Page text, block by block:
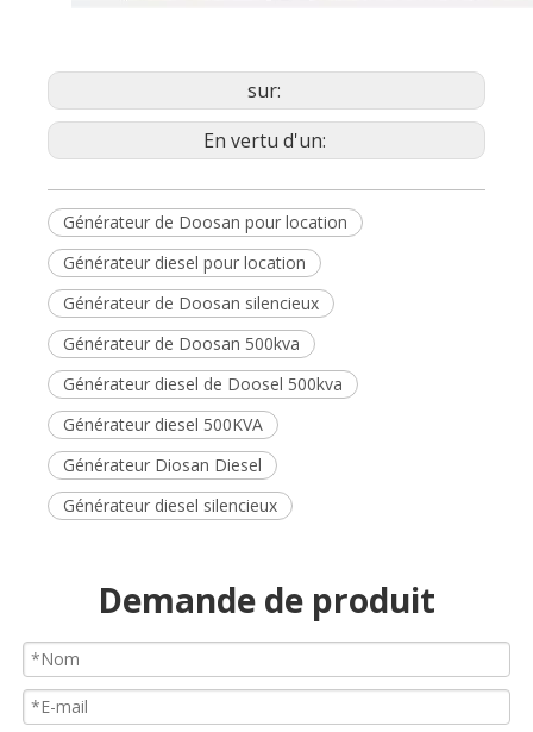
sur:
En vertu d'un:
Générateur de Doosan pour location
Générateur diesel pour location
Générateur de Doosan silencieux
Générateur de Doosan 500kva
Générateur diesel de Doosel 500kva
Générateur diesel 500KVA
Générateur Diosan Diesel
Générateur diesel silencieux
Demande de produit